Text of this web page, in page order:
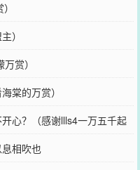
）
赏）
棠的万赏）
心？（感谢llls4一万五千起
相吹也